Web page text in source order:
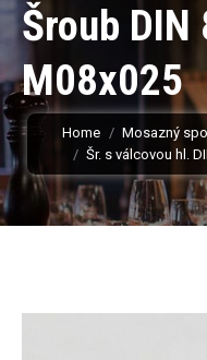
Šroub
M08x025
You are here:
Home Mosazný
Šr. s válcovou hl.